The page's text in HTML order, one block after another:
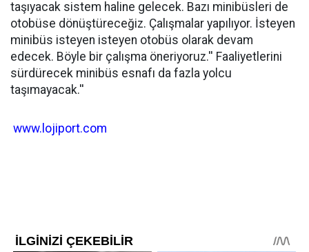
taşıyacak sistem haline gelecek. Bazı minibüsleri de
otobüse dönüştüreceğiz. Çalışmalar yapılıyor. İsteyen
minibüs isteyen isteyen otobüs olarak devam
edecek. Böyle bir çalışma öneriyoruz.'' Faaliyetlerini
sürdürecek minibüs esnafı da fazla yolcu
taşımayacak.''
www.lojiport.com